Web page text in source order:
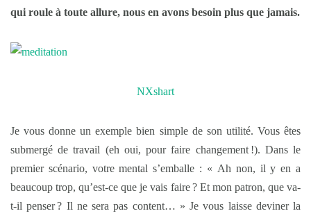
qui roule à toute allure, nous en avons besoin plus que jamais.
NXshart
Je vous donne un exemple bien simple de son utilité. Vous êtes
submergé de travail (eh oui, pour faire changement !). Dans le
premier scénario, votre mental s’emballe : « Ah non, il y en a
beaucoup trop, qu’est-ce que je vais faire ? Et mon patron, que va-
t-il penser ? Il ne sera pas content… » Je vous laisse deviner la